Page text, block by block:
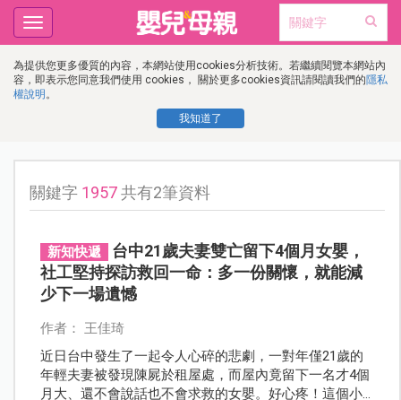
為提供您更多優質的內容，本網站使用cookies分析技術。若繼續閱覽本網站內
容，即表示您同意我們使用 cookies， 關於更多cookies資訊請閱讀我們的隱私
權說明 。
我知道了
Toggle
navigation
關鍵字 1957共有2筆資料
新知快遞
台中21歲夫妻雙亡留下4個月女嬰，
社工堅持探訪救回一命：多一份關懷，就能減
少下一場遺憾
作者： 王佳琦
近日台中發生了一起令人心碎的悲劇，一對年僅21歲的
年輕夫妻被發現陳屍於租屋處，而屋內竟留下一名才4個
月大、還不會說話也不會求救的女嬰。好心疼！這個小